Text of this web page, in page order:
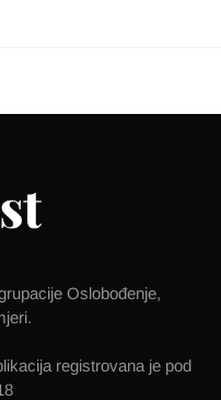
Oslobođenje,
registrovana je pod